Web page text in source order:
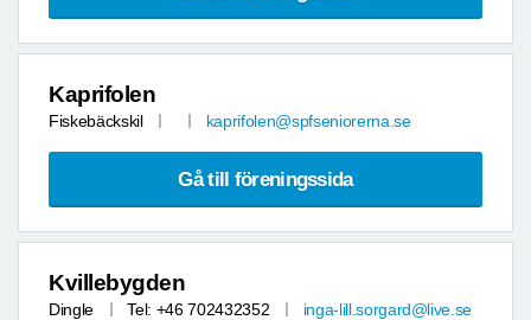
Kaprifolen
Fiskebäckskil kaprifolen@spfseniorerna.se
Gå till föreningssida
Kvillebygden
Dingle Tel: +46 702432352 inga-lill.sorgard@live.se